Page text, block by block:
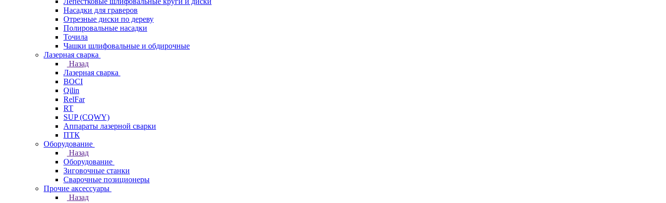
Насадки для граверов
Отрезные диски по дереву
Полировальные насадки
Точила
Чашки шлифовальные и обдирочные
Лазерная сварка
Назад
Лазерная сварка
BOCI
Qilin
RelFar
RT
SUP (CQWY)
Аппараты лазерной сварки
ПТК
Оборудование
Назад
Оборудование
Зиговочные станки
Сварочные позиционеры
Прочие аксессуары
Назад